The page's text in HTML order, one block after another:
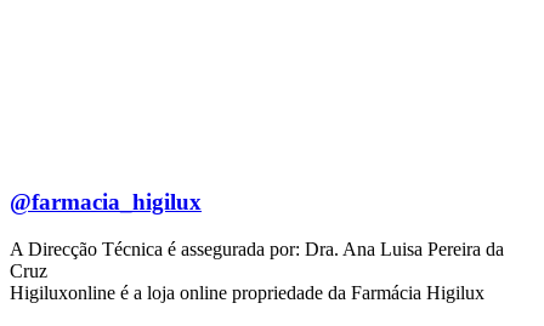
@farmacia_higilux
A Direcção Técnica é assegurada por: Dra. Ana Luisa Pereira da
Cruz
Higiluxonline é a loja online propriedade da Farmácia Higilux